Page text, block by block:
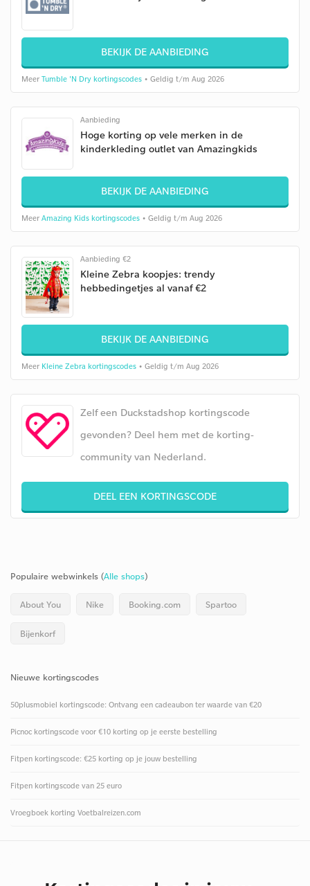
BEKIJK DE AANBIEDING
Meer Tumble 'N Dry kortingscodes • Geldig t/m Aug 2026
Aanbieding
Hoge korting op vele merken in de
kinderkleding outlet van Amazingkids
BEKIJK DE AANBIEDING
Meer Amazing Kids kortingscodes • Geldig t/m Aug 2026
Aanbieding €2
Kleine Zebra koopjes: trendy
hebbedingetjes al vanaf €2
BEKIJK DE AANBIEDING
Meer Kleine Zebra kortingscodes • Geldig t/m Aug 2026
Zelf een Duckstadshop kortingscode
gevonden? Deel hem met de korting-
community van Nederland.
DEEL EEN KORTINGSCODE
Populaire webwinkels (Alle shops)
About You Nike Booking.com Spartoo
Bijenkorf
Nieuwe kortingscodes
50plusmobiel kortingscode: Ontvang een cadeaubon ter waarde van €20
Picnoc kortingscode voor €10 korting op je eerste bestelling
Fitpen kortingscode: €25 korting op je jouw bestelling
Fitpen kortingscode van 25 euro
Vroegboek korting Voetbalreizen.com